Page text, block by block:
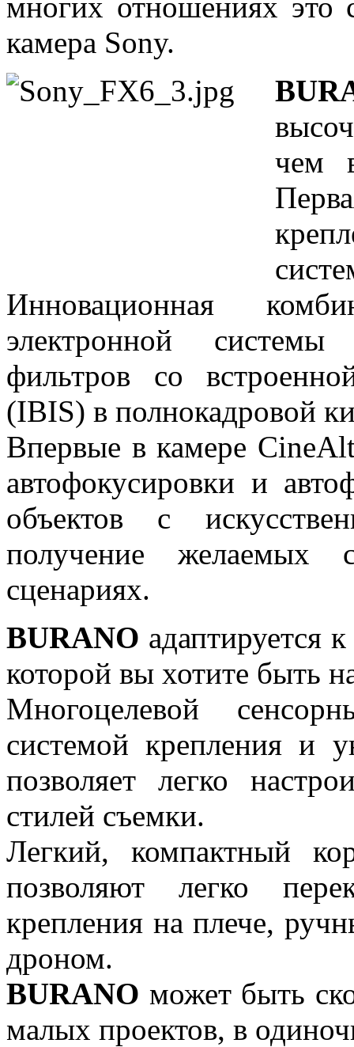
камера Sony.
чем
Инновационная
электронной системы
фильтров со
(IBIS) в полнокадровой
Впервые в камере
автофокусировки и
объектов с
получение
сценариях.
BURANO адаптируется
которой вы хотите быть
Многоцелевой
системой крепления и
позволяет легко
стилей съемки.
Легкий, компактный
позволяют легко
крепления на плече,
дроном.
BURANO может быть
малых проектов, в